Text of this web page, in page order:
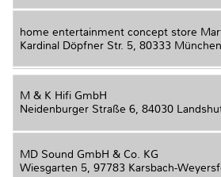
home entertainment concept store
Kardinal Döpfner Str. 5, 80333 München
M & K Hifi GmbH
Neidenburger Straße 6, 84030
MD Sound GmbH & Co. KG
Wiesgarten 5, 97783 Karsbach-